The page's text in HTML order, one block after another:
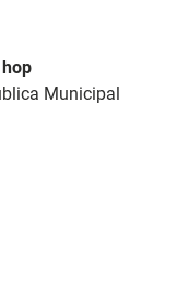
Municipal